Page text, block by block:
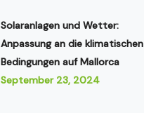
Solaranlagen und Wetter:
Anpassung an die klimatischen
Bedingungen auf Mallorca
September 23, 2024